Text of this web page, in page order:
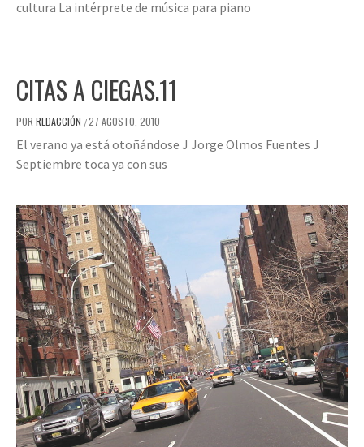
cultura La intérprete de música para piano
CITAS A CIEGAS.11
POR REDACCIÓN /27 AGOSTO, 2010
El verano ya está otoñándose J Jorge Olmos Fuentes J
Septiembre toca ya con sus